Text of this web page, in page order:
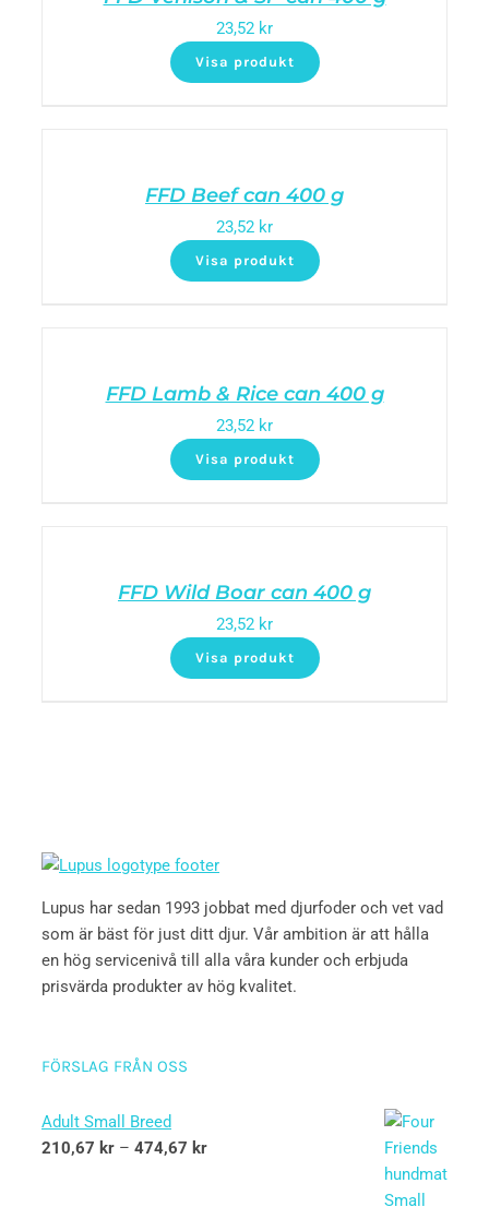
23,52 kr
Visa produkt
FFD Beef can 400 g
23,52 kr
Visa produkt
FFD Lamb & Rice can 400 g
23,52 kr
Visa produkt
FFD Wild Boar can 400 g
23,52 kr
Visa produkt
Lupus har sedan 1993 jobbat med djurfoder och vet vad
som är bäst för just ditt djur. Vår ambition är att hålla
en hög servicenivå till alla våra kunder och erbjuda
prisvärda produkter av hög kvalitet.
FÖRSLAG FRÅN OSS
Adult Small Breed
210,67 kr – 474,67 kr